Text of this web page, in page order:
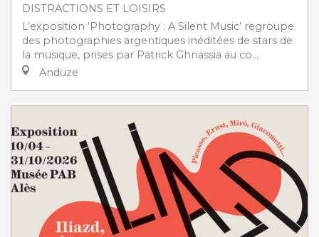
DISTRACTIONS ET LOISIRS
L’exposition ‘Photography : A Silent Music’ regroupe
des photographies argentiques inéditées de stars de
la musique, prises par Patrick Ghnassia au co...
Anduze